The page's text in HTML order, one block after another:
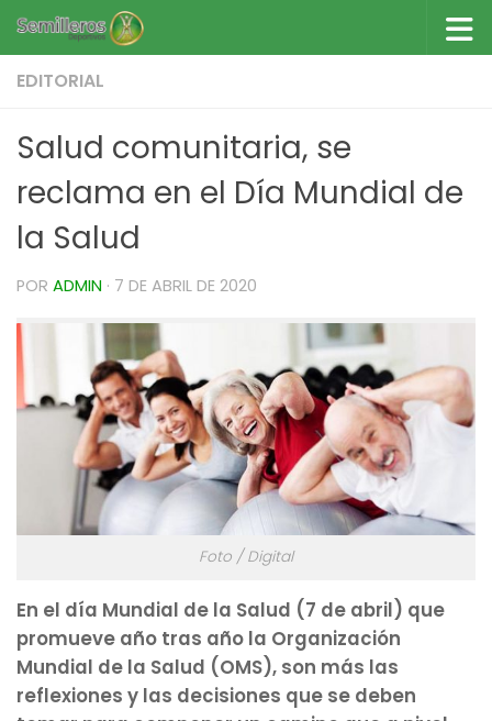
Saltar al contenido
EDITORIAL
Salud comunitaria, se
reclama en el Día Mundial de
la Salud
POR ADMIN · 7 DE ABRIL DE 2020
Foto / Digital
En el día Mundial de la Salud (7 de abril) que
promueve año tras año la Organización
Mundial de la Salud (OMS), son más las
reflexiones y las decisiones que se deben